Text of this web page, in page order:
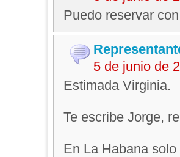
Puedo reservar
5 de junio de
Estimada Virginia.
Te escribe Jorge,
En La Habana